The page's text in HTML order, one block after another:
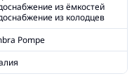
из ёмкостей
из колодцев
Pompe